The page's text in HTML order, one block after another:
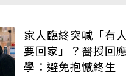
家人臨終突喊「有
要回家」？醫授回
學：避免抱憾終生